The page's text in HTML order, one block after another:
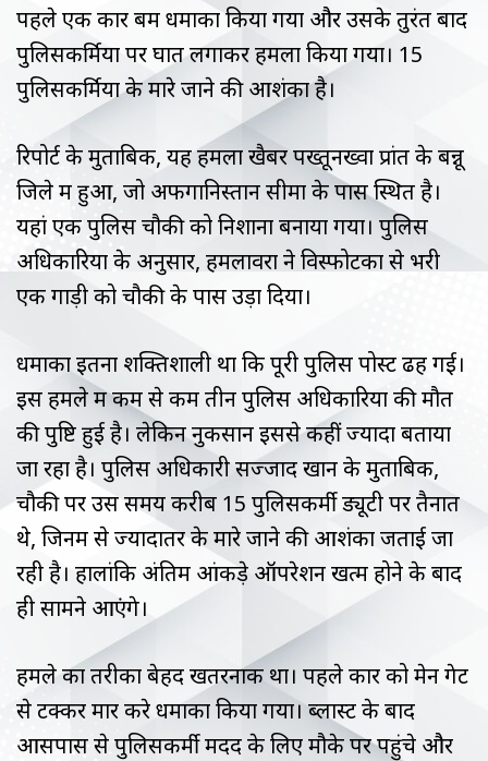
पहले एक कार बम धमाका किया गया और उसके तुरंत बाद
पुलिसकर्मियों पर घात लगाकर हमला किया गया। 15
पुलिसकर्मियों के मारे जाने की आशंका है।
रिपोर्ट के मुताबिक, यह हमला खैबर पख्तूनख्वा प्रांत के बन्नू
जिले में हुआ, जो अफगानिस्तान सीमा के पास स्थित है।
यहां एक पुलिस चौकी को निशाना बनाया गया। पुलिस
अधिकारियों के अनुसार, हमलावरों ने विस्फोटकों से भरी
एक गाड़ी को चौकी के पास उड़ा दिया।
धमाका इतना शक्तिशाली था कि पूरी पुलिस पोस्ट ढह गई।
इस हमले में कम से कम तीन पुलिस अधिकारियों की मौत
की पुष्टि हुई है। लेकिन नुकसान इससे कहीं ज्यादा बताया
जा रहा है। पुलिस अधिकारी सज्जाद खान के मुताबिक,
चौकी पर उस समय करीब 15 पुलिसकर्मी ड्यूटी पर तैनात
थे, जिनमें से ज्यादातर के मारे जाने की आशंका जताई जा
रही है। हालांकि अंतिम आंकड़े ऑपरेशन खत्म होने के बाद
ही सामने आएंगे।
हमले का तरीका बेहद खतरनाक था। पहले कार को मेन गेट
से टक्कर मार करे धमाका किया गया। ब्लास्ट के बाद
आसपास से पुलिसकर्मी मदद के लिए मौके पर पहुंचे और